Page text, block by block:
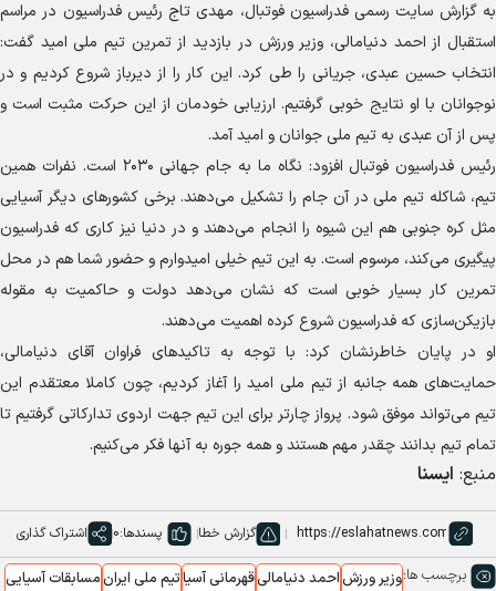
به گزارش سایت رسمی فدراسیون فوتبال، مهدی تاج رئیس فدراسیون در مراسم
استقبال از احمد دنیامالی، وزیر ورزش در بازدید از تمرین تیم ملی امید گفت:
انتخاب حسین عبدی، جریانی را طی کرد. این کار را از دیرباز شروع کردیم و در
نوجوانان با او نتایج خوبی گرفتیم. ارزیابی خودمان از این حرکت مثبت است و
پس از آن عبدی به تیم ملی جوانان و امید آمد.
رئیس فدراسیون فوتبال افزود: نگاه ما به جام جهانی ۲۰۳۰ است. نفرات همین
تیم، شاکله تیم ملی در آن جام را تشکیل می‌دهند. برخی کشور‌های دیگر آسیایی
مثل کره جنوبی هم این شیوه را انجام می‌دهند و در دنیا نیز کاری که فدراسیون
پیگیری می‌کند، مرسوم است. به این تیم خیلی امیدوارم و حضور شما هم در محل
تمرین کار بسیار خوبی است که نشان می‌دهد دولت و حاکمیت به مقوله
بازیکن‌سازی که فدراسیون شروع کرده اهمیت می‌دهند.
او در پایان خاطرنشان کرد: با توجه به تاکید‌های فراوان آقای دنیامالی،
حمایت‌های همه جانبه از تیم ملی امید را آغاز کردیم، چون کاملا معتقدم این
تیم می‌تواند موفق شود. پرواز چارتر برای این تیم جهت اردوی تدارکاتی گرفتیم تا
تمام تیم بدانند چقدر مهم هستند و همه جوره به آنها فکر می‌کنیم.
منبع: ایسنا
گزارش خطا پسندها:0 اشتراک گذاری
برچسب ها:وزیر ورزشاحمد دنیامالیقهرمانی آسیاتیم ملی ایرانمسابقات آسیایی